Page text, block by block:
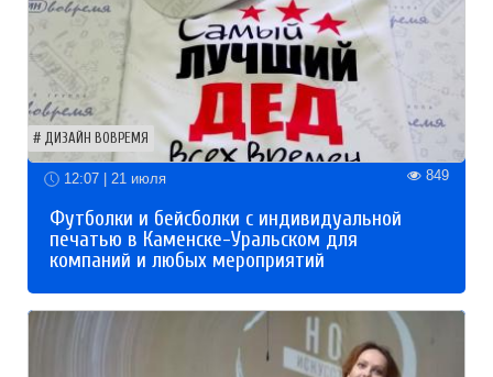
ДИЗАЙН ВОВРЕМЯ
12:07 | 21 июля 849
Футболки и бейсболки с индивидуальной
печатью в Каменске-Уральском для
компаний и любых мероприятий